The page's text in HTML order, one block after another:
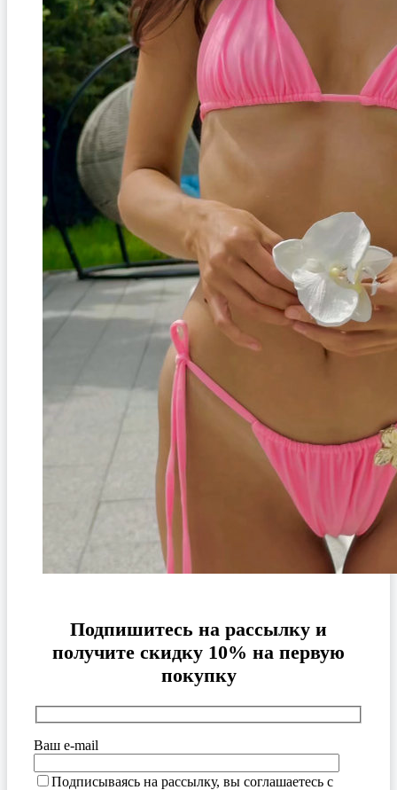
Подпишитесь на рассылку и
получите скидку 10% на первую
покупку
Ваш e-mail
Подписываясь на рассылку, вы соглашаетесь с